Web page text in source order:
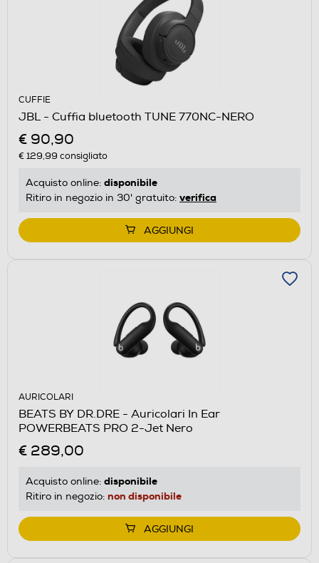
CUFFIE
JBL - Cuffia bluetooth TUNE 770NC-NERO
€ 90,90
€ 129,99 consigliato
Acquisto online: disponibile
Ritiro in negozio in 30' gratuito: verifica
AGGIUNGI
AURICOLARI
BEATS BY DR.DRE - Auricolari In Ear
POWERBEATS PRO 2-Jet Nero
€ 289,00
Acquisto online: disponibile
Ritiro in negozio: non disponibile
AGGIUNGI